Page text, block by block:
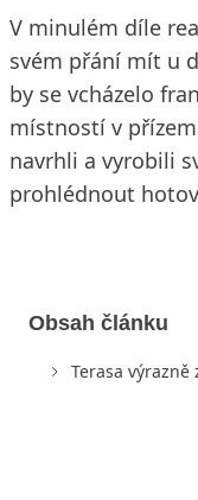
V minulém díle
svém přání mít u
by se vcházelo
místností v
navrhli a vyrobili
prohlédnout
Obsah článku
Terasa